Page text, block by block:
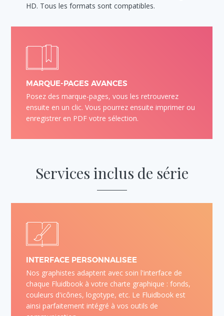
HD. Tous les formats sont compatibles.
MARQUE-PAGES AVANCÉS
Posez des marque-pages, vous les retrouverez
ensuite en un clic. Vous pourrez ensuite imprimer ou
enregistrer en PDF votre sélection.
Services inclus de série
INTERFACE PERSONNALISÉE
Nos graphistes adaptent avec soin l'interface de
chaque Fluidbook à votre charte graphique : fonds,
couleurs d'icônes, logotype, etc. Le Fluidbook est
ainsi parfaitement intégré à vos outils de